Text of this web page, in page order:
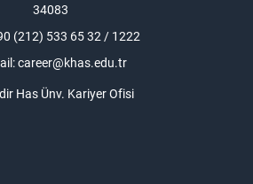
34083
(212) 533 65 32 / 1222
career@khas.edu.tr
Has Ünv. Kariyer Ofisi